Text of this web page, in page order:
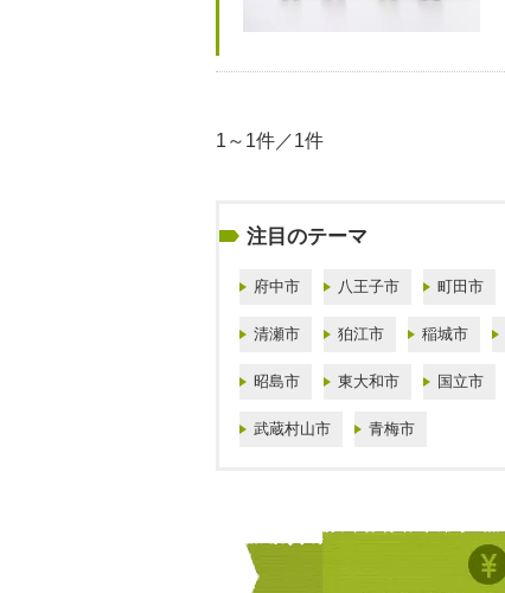
1～1件／1件
注目のテーマ
府中市 八王子市 町田市
清瀬市 狛江市 稲城市
昭島市 東大和市 国立市
武蔵村山市 青梅市